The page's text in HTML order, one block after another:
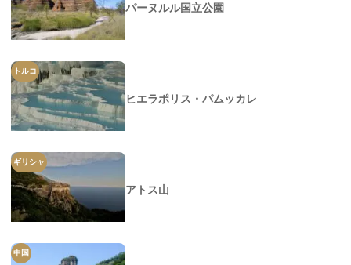
パーヌルル国立公園
トルコ
ヒエラポリス・パムッカレ
ギリシャ
アトス山
中国